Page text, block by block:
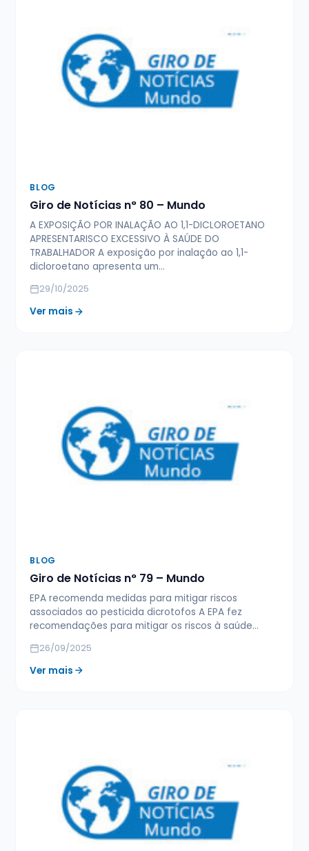
BLOG
Giro de Notícias n° 80 – Mundo
A EXPOSIÇÃO POR INALAÇÃO AO 1,1-DICLOROETANO
APRESENTARISCO EXCESSIVO À SAÚDE DO
TRABALHADOR A exposição por inalação ao 1,1-
dicloroetano apresenta um…
29/10/2025
Ver mais
BLOG
Giro de Notícias n° 79 – Mundo
EPA recomenda medidas para mitigar riscos
associados ao pesticida dicrotofos A EPA fez
recomendações para mitigar os riscos à saúde…
26/09/2025
Ver mais